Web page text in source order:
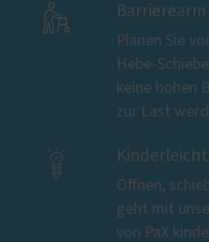
 Barrierearm
Planen Sie
Hebe-
keine hohen
zur Last

Öffnen,
geht mit
von PaX